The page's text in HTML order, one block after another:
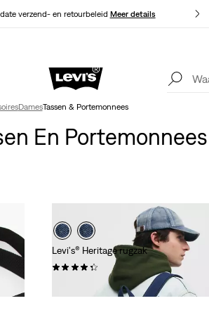
verzend- en retourbeleid Meer details
van Levi’s®, speciaal voor jou op maat gemaakt.
Meer details
DamesTassen & Portemonnees
En Portemonnees
Levi's® Heritage rugzak
(25)